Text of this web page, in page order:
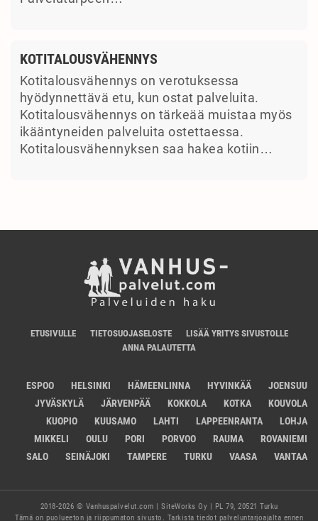
KOTITALOUSVÄHENNYS
Kotitalousvähennys on verotuksessa
hyödynnettävä etu, kun ostat palveluita.
Kotitalousvähennys on tärkeää muistaa myös
ikääntyneiden palveluita ostettaessa.
Kotitalousvähennyksen saa hakea kotiin…
ETUSIVULLE TIETOSUOJASELOSTE
LISÄÄ YRITYS SIVUSTOLLE
ANNA PALAUTETTA
ESPOO HELSINKI HÄMEENLINNA HYVINKÄÄ
JOENSUU
JYVÄSKYLÄ
JÄRVENPÄÄ KOKKOLA KOTKA
KOUVOLA
KUOPIO
KUUSAMO LAHTI LAPPEENRANTA
LOHJA
MIKKELI
OULU PORI PORVOO RAUMA
ROVANIEMI
SALO
SEINÄJOKI TAMPERE TURKU VAASA VANTAA
2018-2026 © Vanhuspalvelut.com | SiteWorks Oy | PL 79, 20521 Turku
Tämä on puolueeton ja riippumaton sivusto. Tarkista tiedot palveluntarjoajalta ennen